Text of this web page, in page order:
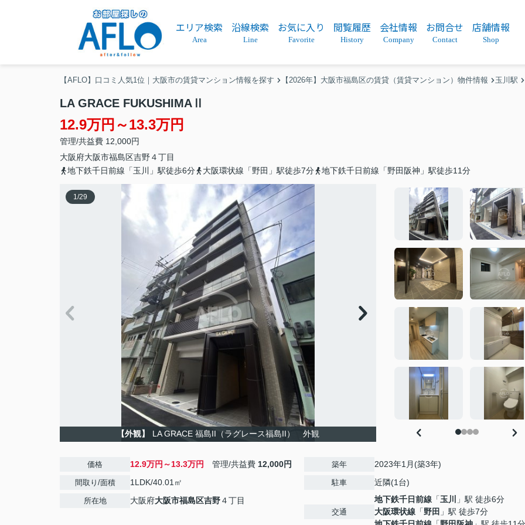
エリア検索
Area
沿線検索
Line
お気に入り
Favorite
閲覧履歴
History
会社情報
Company
お問合せ
Contact
店舗情報
Shop
【AFLO】口コミ人気1位｜大阪市の賃貸マンション情報を探す 【2026年】大阪市福島区の賃貸（賃貸マンション）物件情報 玉川駅
LA GRACE FUKUSHIMAⅡ
12.9万円～13.3万円
管理/共益費 12,000円
大阪府大阪市福島区吉野４丁目
地下鉄千日前線「玉川」駅徒歩6分
大阪環状線「野田」駅徒歩7分 地下鉄千日前線「野田阪神」駅徒歩11分
1/29
【外観】 LA GRACE 福島II（ラグレース福島II） 外観
価格 12.9万円～13.3万円 管理/共益費 12,000円
間取り/面積 1LDK/40.01㎡
所在地 大阪府大阪市福島区吉野４丁目
築年 2023年1月(築3年)
駐車 近隣(1台)
交通
地下鉄千日前線 「玉川
」駅 徒歩6分
大阪環状線 「野田 」駅 徒歩7分